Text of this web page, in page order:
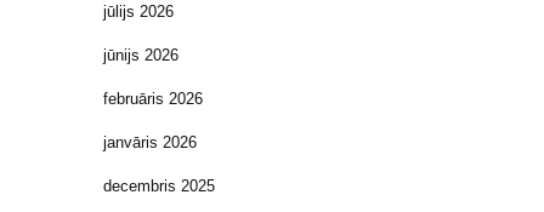
jūlijs 2026
jūnijs 2026
februāris 2026
janvāris 2026
decembris 2025